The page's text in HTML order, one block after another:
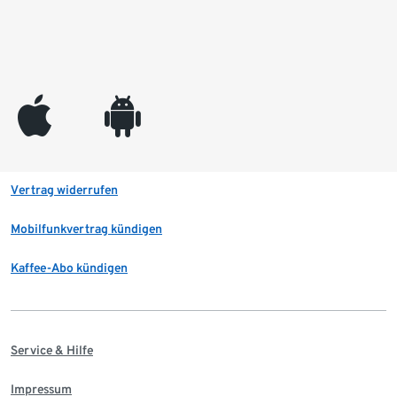
appleinc android
Vertrag widerrufen
Mobilfunkvertrag kündigen
Kaffee-Abo kündigen
Service & Hilfe
Impressum